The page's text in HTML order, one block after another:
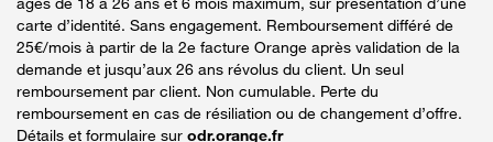
carte d’identité. Sans engagement. Remboursement différé de
25€/mois à partir de la 2e facture Orange après validation de la
demande et jusqu’aux 26 ans révolus du client. Un seul
remboursement par client. Non cumulable. Perte du
remboursement en cas de résiliation ou de changement d’offre.
Détails et formulaire sur odr.orange.fr